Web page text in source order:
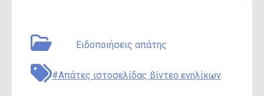
Ειδοποιήσεις απάτης
#Απάτες ιστοσελίδας βίντεο ενηλίκων